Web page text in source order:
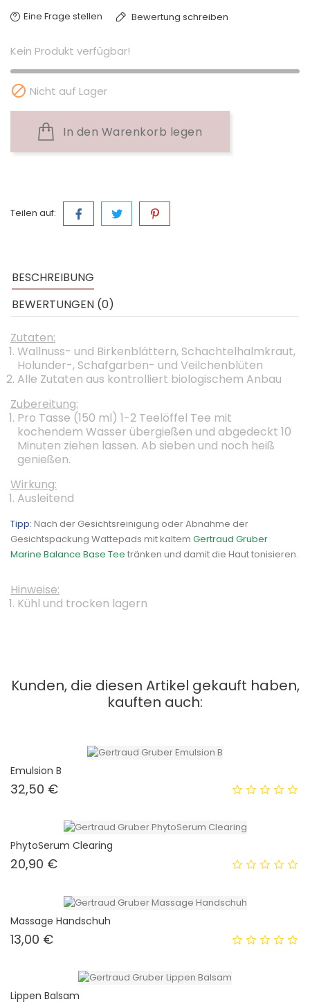
Eine Frage stellen Bewertung schreiben
Kein Produkt verfügbar!
 Nicht auf Lager
In den Warenkorb legen
Teilen auf:
BESCHREIBUNG
BEWERTUNGEN (0)
Zutaten:
Wallnuss- und Birkenblättern, Schachtelhalmkraut,
Holunder-, Schafgarben- und Veilchenblüten
Alle Zutaten aus kontrolliert biologischem Anbau
Zubereitung:
Pro Tasse (150 ml) 1-2 Teelöffel Tee mit
kochendem Wasser übergießen und abgedeckt 10
Minuten ziehen lassen. Ab sieben und noch heiß
genießen.
Wirkung:
Ausleitend
Tipp: Nach der Gesichtsreinigung oder Abnahme der
Gesichtspackung Wattepads mit kaltem Gertraud Gruber
Marine Balance Base Tee tränken und damit die Haut tonisieren.
Hinweise:
Kühl und trocken lagern
Kunden, die diesen Artikel gekauft haben,
kauften auch:
Emulsion B
32,50 €Preis
PhytoSerum Clearing
20,90 €Preis
Massage Handschuh
13,00 €Preis
Lippen Balsam